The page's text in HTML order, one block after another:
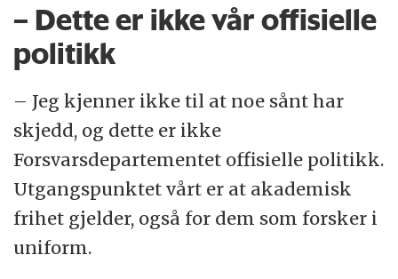
– Dette er ikke vår offisielle
politikk
– Jeg kjenner ikke til at noe sånt har
skjedd, og dette er ikke
Forsvarsdepartementet offisielle politikk.
Utgangspunktet vårt er at akademisk
frihet gjelder, også for dem som forsker i
uniform.